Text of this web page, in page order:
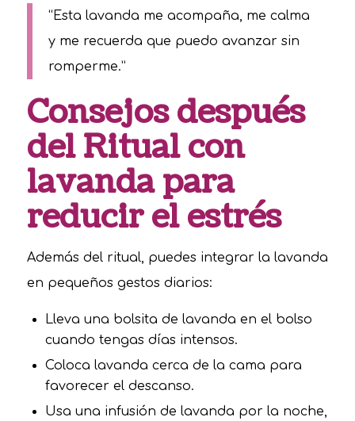
“Esta lavanda me acompaña, me calma
y me recuerda que puedo avanzar sin
romperme.”
Consejos después
del Ritual con
lavanda para
reducir el estrés
Además del ritual, puedes integrar la lavanda
en pequeños gestos diarios:
Lleva una bolsita de lavanda en el bolso
cuando tengas días intensos.
Coloca lavanda cerca de la cama para
favorecer el descanso.
Usa una infusión de lavanda por la noche,